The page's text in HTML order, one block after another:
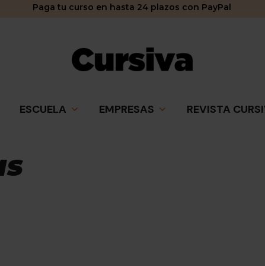
Paga tu curso en hasta 24 plazos con PayPal
ESCUELA EMPRESAS REVISTA